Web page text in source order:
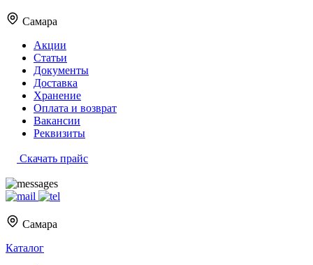
Самара
Акции
Статьи
Документы
Доставка
Хранение
Оплата и возврат
Вакансии
Реквизиты
Скачать прайс
Самара
Каталог